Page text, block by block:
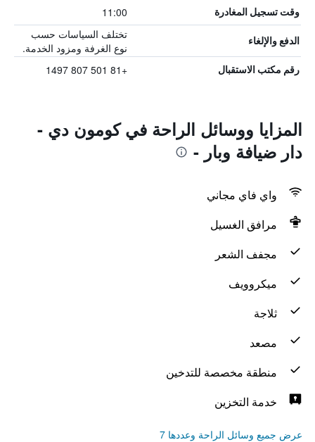
وقت تسجيل المغادرة 11:00
الدفع والإلغاء
تختلف السياسات حسب
نوع الغرفة ومزود الخدمة.
رقم مكتب الاستقبال +81 501 807 1497
المزايا ووسائل الراحة في كومون دي -
دار ضيافة وبار -
واي فاي مجاني
مرافق الغسيل
مجفف الشعر
ميكروويف
ثلاجة
مصعد
منطقة مخصصة للتدخين
خدمة التخزين
عرض جميع وسائل الراحة وعددها 7